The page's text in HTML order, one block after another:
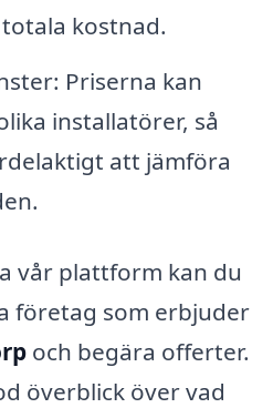
kostnad.
Priserna kan
installatörer, så
att jämföra
vår plattform kan du
företag som erbjuder
och begära offerter.
överblick över vad